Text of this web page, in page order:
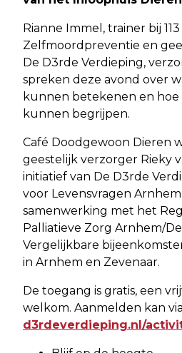
Rianne Immel, trainer bij 113
Zelfmoordpreventie en
De D3rde Verdieping,
spreken deze avond over
kunnen betekenen en hoe
kunnen begrijpen.
Café Doodgewoon Dieren
geestelijk verzorger Rieky
initiatief van De D3rde
voor Levensvragen
samenwerking met het
Palliatieve Zorg Arnhem/
Vergelijkbare
in Arnhem en Zevenaar.
De toegang is gratis, een
welkom. Aanmelden kan via
d3rdeverdieping.nl/